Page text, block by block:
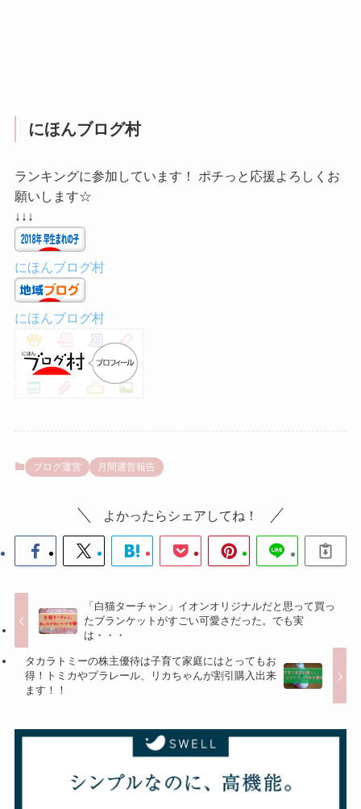
にほんブログ村
ランキングに参加しています！ ポチっと応援よろしくお
願いします☆
↓↓↓
にほんブログ村
にほんブログ村
ブログ運営 月間運営報告
よかったらシェアしてね！
「白猫ターチャン」イオンオリジナルだと思って買っ
たブランケットがすごい可愛さだった。でも実
は・・・
タカラトミーの株主優待は子育て家庭にはとってもお
得！トミカやプラレール、リカちゃんが割引購入出来
ます！！